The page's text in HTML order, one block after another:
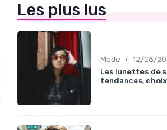
Les plus lus
Mode • 12/06/
Les lunettes de
tendances,